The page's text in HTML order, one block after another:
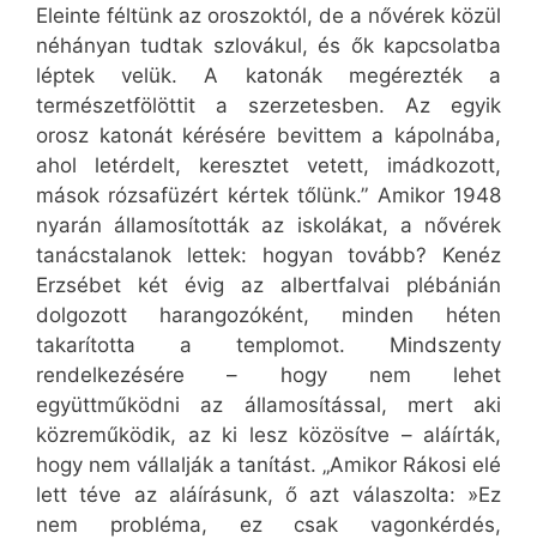
Eleinte féltünk az oroszoktól, de a nővérek közül
néhányan tudtak szlovákul, és ők kapcsolatba
léptek velük. A katonák megérezték a
természetfölöttit a szerzetesben. Az egyik
orosz katonát kérésére bevittem a kápolnába,
ahol letérdelt, keresztet vetett, imádkozott,
mások rózsafüzért kértek tőlünk.” Amikor 1948
nyarán államosították az iskolákat, a nővérek
tanácstalanok lettek: hogyan tovább? Kenéz
Erzsébet két évig az albertfalvai plébánián
dolgozott harangozóként, minden héten
takarította a templomot. Mindszenty
rendelkezésére – hogy nem lehet
együttműködni az államosítással, mert aki
közreműködik, az ki lesz közösítve – aláírták,
hogy nem vállalják a tanítást. „Amikor Rákosi elé
lett téve az aláírásunk, ő azt válaszolta: »Ez
nem probléma, ez csak vagonkérdés,